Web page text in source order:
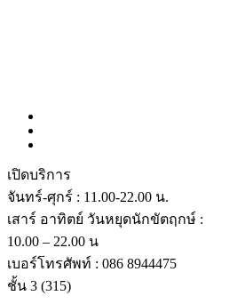
เปิดบริการ
จันทร์-ศุกร์ : 11.00-22.00 น.
เสาร์ อาทิตย์ วันหยุดนักขัตฤกษ์ :
10.00 – 22.00 น
เบอร์โทรศัพท์ : 086 8944475
ชั้น 3 (315)